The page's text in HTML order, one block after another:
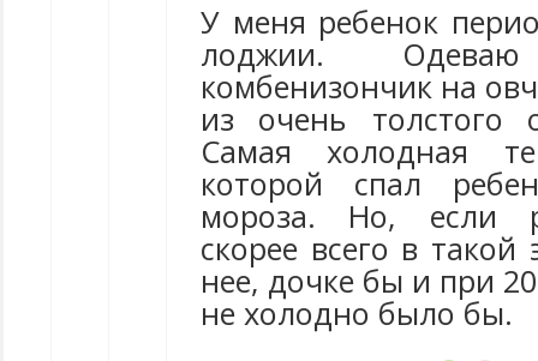
У меня ребенок
лоджии.
комбенизончик на
из очень толстого
Самая холодная
которой спал
мороза. Но, если
скорее всего в такой
нее, дочке бы и при
не холодно было бы.